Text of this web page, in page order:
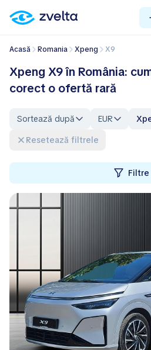
Acasă Romania Xpeng X9
Xpeng X9 în România:
corect o ofertă rară
Sortează după EUR
Resetează filtrele
Filtre